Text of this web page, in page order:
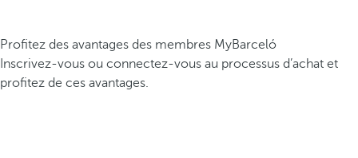
Profitez des avantages des membres MyBarceló
Inscrivez-vous ou connectez-vous au processus d’achat et
profitez de ces avantages.